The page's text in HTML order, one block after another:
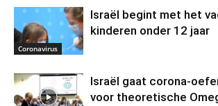
Coronavirus
Israël begint met het
kinderen onder 12 jaar
Israël gaat corona-
voor theoretische